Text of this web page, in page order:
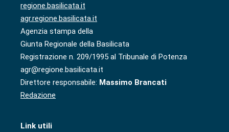
regione.basilicata.it
agr.regione.basilicata.it
Agenzia stampa della
Giunta Regionale della Basilicata
Registrazione n. 209/1995 al Tribunale di Potenza
agr@regione.basilicata.it
Direttore responsabile: Massimo Brancati
Redazione
Link utili